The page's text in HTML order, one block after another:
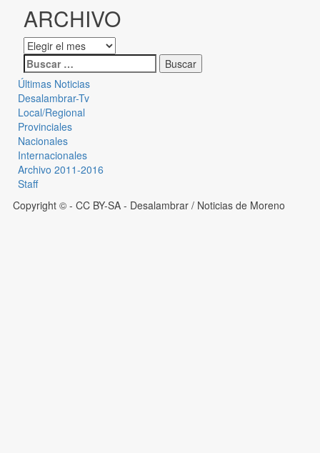
ARCHIVO
Últimas Noticias
Desalambrar-Tv
Local/Regional
Provinciales
Nacionales
Internacionales
Archivo 2011-2016
Staff
Copyright © - CC BY-SA - Desalambrar / Noticias de Moreno